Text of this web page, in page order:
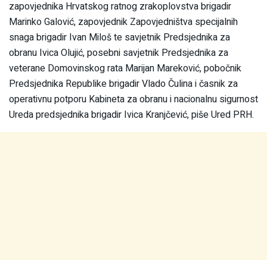
zapovjednika Hrvatskog ratnog zrakoplovstva brigadir
Marinko Galović, zapovjednik Zapovjedništva specijalnih
snaga brigadir Ivan Miloš te savjetnik Predsjednika za
obranu Ivica Olujić, posebni savjetnik Predsjednika za
veterane Domovinskog rata Marijan Mareković, pobočnik
Predsjednika Republike brigadir Vlado Čulina i časnik za
operativnu potporu Kabineta za obranu i nacionalnu sigurnost
Ureda predsjednika brigadir Ivica Kranjčević, piše Ured PRH.